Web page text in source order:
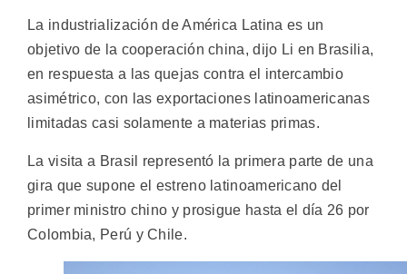
La industrialización de América Latina es un
objetivo de la cooperación china, dijo Li en Brasilia,
en respuesta a las quejas contra el intercambio
asimétrico, con las exportaciones latinoamericanas
limitadas casi solamente a materias primas.
La visita a Brasil representó la primera parte de una
gira que supone el estreno latinoamericano del
primer ministro chino y prosigue hasta el día 26 por
Colombia, Perú y Chile.